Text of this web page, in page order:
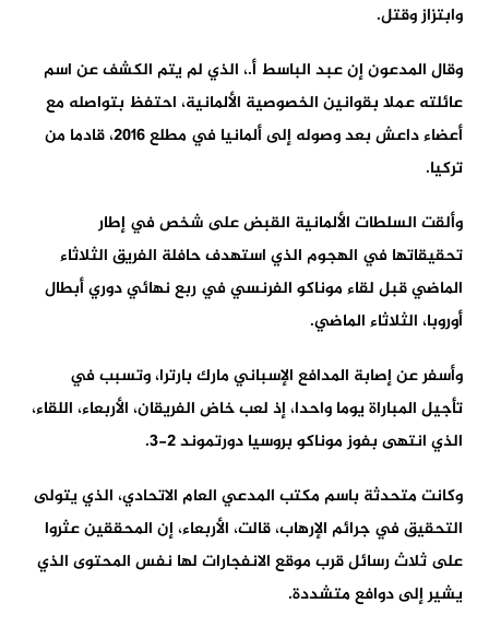
وابتزاز وقتل.
وقال المدعون إن عبد الباسط أ.، الذي لم يتم الكشف عن اسم
عائلته عملا بقوانين الخصوصية الألمانية، احتفظ بتواصله مع
أعضاء داعش بعد وصوله إلى ألمانيا في مطلع 2016، قادما من
تركيا.
وألقت السلطات الألمانية القبض على شخص في إطار
تحقيقاتها في الهجوم الذي استهدف حافلة الفريق الثلاثاء
الماضي قبل لقاء موناكو الفرنسي في ربع نهائي دوري أبطال
أوروبا، الثلاثاء الماضي.
وأسفر عن إصابة المدافع الإسباني مارك بارترا، وتسبب في
تأجيل المباراة يوما واحدا، إذ لعب خاض الفريقان، الأربعاء، اللقاء،
الذي انتهى بفوز موناكو بروسيا دورتموند 2-3.
وكانت متحدثة باسم مكتب المدعي العام الاتحادي، الذي يتولى
التحقيق في جرائم الإرهاب، قالت، الأربعاء، إن المحققين عثروا
على ثلاث رسائل قرب موقع الانفجارات لها نفس المحتوى الذي
يشير إلى دوافع متشددة.